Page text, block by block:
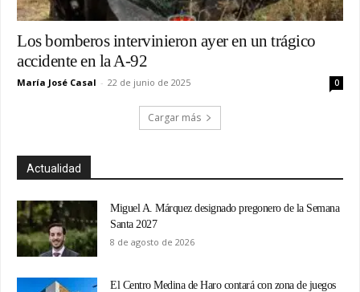
Los bomberos intervinieron ayer en un trágico
accidente en la A-92
María José Casal - 22 de junio de 2025 0
Cargar más
Actualidad
Miguel A. Márquez designado pregonero de la Semana
Santa 2027
8 de agosto de 2026
El Centro Medina de Haro contará con zona de juegos